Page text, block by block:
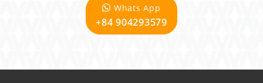
Whats App
+84 904293579